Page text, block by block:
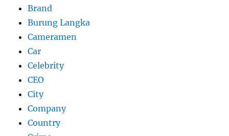
Brand
Burung Langka
Cameramen
Car
Celebrity
CEO
City
Company
Country